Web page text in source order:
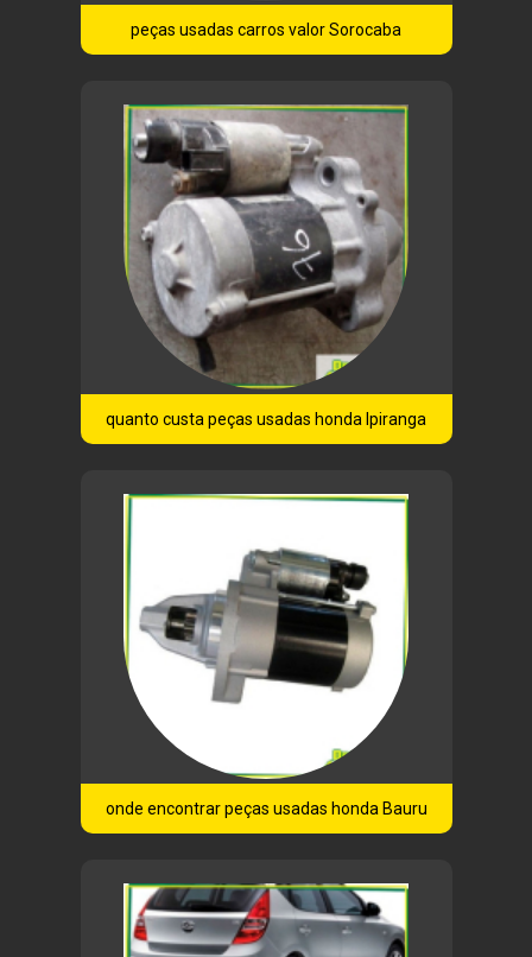
peças usadas carros valor Sorocaba
quanto custa peças usadas honda Ipiranga
onde encontrar peças usadas honda Bauru